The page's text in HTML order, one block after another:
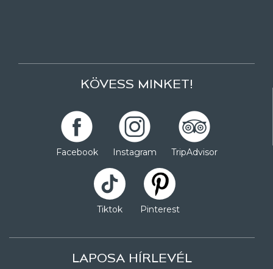
KÖVESS MINKET!
Facebook Instagram TripAdvisor
Tiktok Pinterest
LAPOSA HÍRLEVÉL